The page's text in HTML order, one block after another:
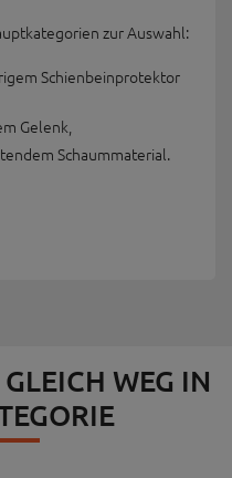
zur Auswahl:
Schienbeinprotektor
Gelenk,
Schaummaterial.
WEG IN